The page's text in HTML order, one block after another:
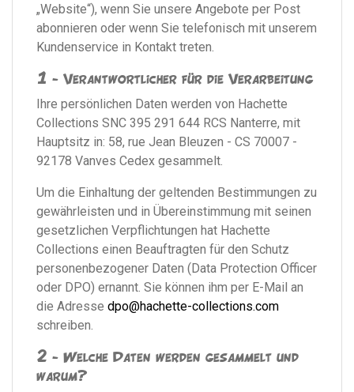
„Website“), wenn Sie unsere Angebote per Post
abonnieren oder wenn Sie telefonisch mit unserem
Kundenservice in Kontakt treten.
1 - Verantwortlicher für die Verarbeitung
Ihre persönlichen Daten werden von Hachette
Collections SNC 395 291 644 RCS Nanterre, mit
Hauptsitz in: 58, rue Jean Bleuzen - CS 70007 -
92178 Vanves Cedex gesammelt.
Um die Einhaltung der geltenden Bestimmungen zu
gewährleisten und in Übereinstimmung mit seinen
gesetzlichen Verpflichtungen hat Hachette
Collections einen Beauftragten für den Schutz
personenbezogener Daten (Data Protection Officer
oder DPO) ernannt. Sie können ihm per E-Mail an
die Adresse dpo@hachette-collections.com
schreiben.
2 - Welche Daten werden gesammelt und
warum?